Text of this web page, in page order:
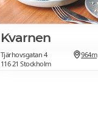
Kvarnen
Tjärhovsgatan 4
116 21 Stockholm
964m